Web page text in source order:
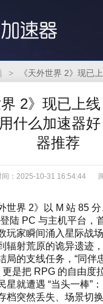
>
界 2》现已上
什么加速器
器推荐
间：2025-10-31 16:54:44
世界 2》以 M 站 85 分
陆 PC 与主机平台，
玩家瞬间涌入星际战
辐射荒原的诡异遗迹
局的支线任务，“同伴
更是把 RPG 的自由度
星就遭遇 “当头一棒”
档突然丢失、场景切